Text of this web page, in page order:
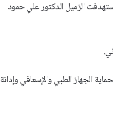
الزميل الدكتور علي حمود
الجهاز الطبي والإسعافي وإدانة